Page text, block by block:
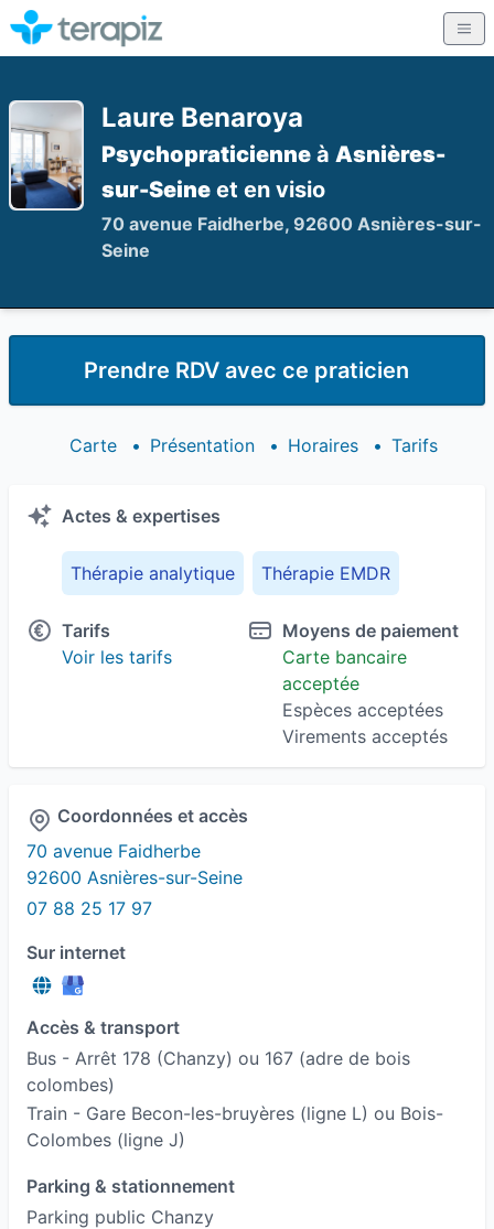
Laure Benaroya
Psychopraticienneà Asnières-
sur-Seineet en visio
70 avenue Faidherbe, 92600 Asnières-sur-
Seine
Prendre RDV avec ce praticien
Carte • Présentation • Horaires • Tarifs
Actes & expertises
Thérapie analytique Thérapie EMDR
Tarifs
Voir les tarifs
Moyens de paiement
Carte bancaire
acceptée
Espèces acceptées
Virements acceptés
Coordonnées et accès
70 avenue Faidherbe
92600 Asnières-sur-Seine
07 88 25 17 97
Sur internet
Accès & transport
Bus - Arrêt 178 (Chanzy) ou 167 (adre de bois
colombes)
Train - Gare Becon-les-bruyères (ligne L) ou Bois-
Colombes (ligne J)
Parking & stationnement
Parking public Chanzy